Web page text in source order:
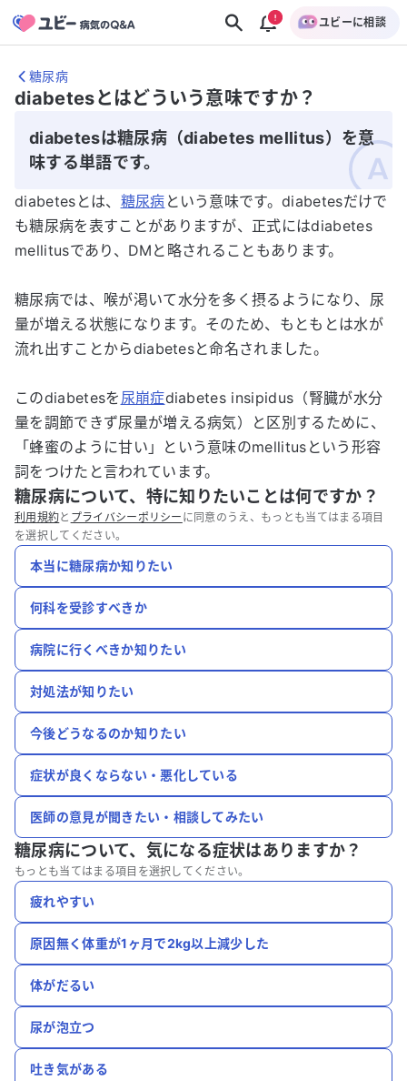
ユビーに相談
糖尿病
diabetesとはどういう意味ですか？
diabetesは糖尿病（diabetes mellitus）を意
味する単語です。
diabetesとは、 糖尿病 という意味です。diabetesだけで
も糖尿病を表すことがありますが、正式にはdiabetes
mellitusであり、DMと略されることもあります。
糖尿病では、喉が渇いて水分を多く摂るようになり、尿
量が増える状態になります。そのため、もともとは水が
流れ出すことからdiabetesと命名されました。
このdiabetesを 尿崩症diabetes insipidus（腎臓が水分
量を調節できず尿量が増える病気）と区別するために、
「蜂蜜のように甘い」という意味のmellitusという形容
詞をつけたと言われています。
糖尿病について、特に知りたいことは何ですか？
利用規約と プライバシーポリシー に同意のうえ、もっとも当てはまる項目
を選択してください。
本当に糖尿病か知りたい
何科を受診すべきか
病院に行くべきか知りたい
対処法が知りたい
今後どうなるのか知りたい
症状が良くならない・悪化している
医師の意見が聞きたい・相談してみたい
糖尿病について、 気になる症状はありますか？
もっとも当てはまる項目を選択してください。
疲れやすい
原因無く体重が1ヶ月で2kg以上減少した
体がだるい
尿が泡立つ
吐き気がある